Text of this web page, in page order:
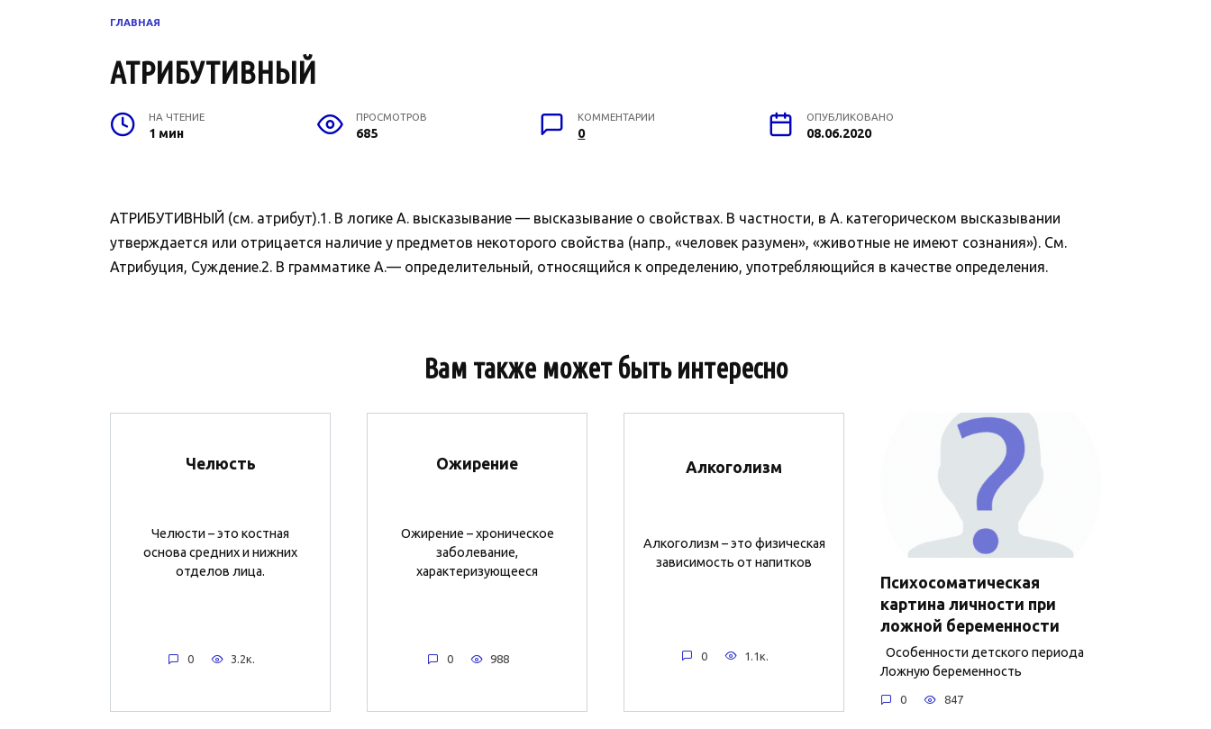
ГЛАВНАЯ
АТРИБУТИВНЫЙ
НА ЧТЕНИЕ
1 мин
ПРОСМОТРОВ
685
КОММЕНТАРИИ
0
ОПУБЛИКОВАНО
08.06.2020
АТРИБУТИВНЫЙ (см. атрибут).1. В логике А. высказывание — высказывание о свойствах. В частности, в А. категорическом высказывании
утверждается или отрицается наличие у предметов некоторого свойства (напр., «человек разумен», «животные не имеют сознания»). См.
Атрибуция, Суждение.2. В грамматике А.— определительный, относящийся к определению, употребляющийся в качестве определения.
Вам также может быть интересно
Челюсть
Челюсти – это костная
основа средних и нижних
отделов лица.
0 3.2к.
Ожирение
Ожирение – хроническое
заболевание,
характеризующееся
0 988
Алкоголизм
Алкоголизм – это физическая
зависимость от напитков
0 1.1к.
Психосоматическая
картина личности при
ложной беременности
Особенности детского периода
Ложную беременность
0 847